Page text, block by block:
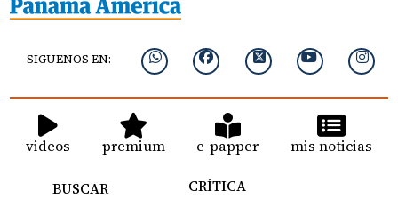
SIGUENOS EN:
videos premium e-papper mis noticias
BUSCAR
CRÍTICA